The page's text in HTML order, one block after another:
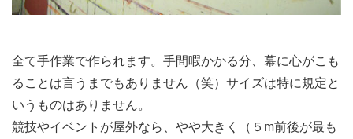
全て手作業で作られます。手間暇かかる分、幕に心がこも
ることは言うまでもありません（笑）サイズは特に規定と
いうものはありません。
競技やイベントが屋外なら、やや大きく（５m前後が最も